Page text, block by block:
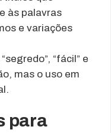
às palavras
e variações
“fácil” e
mas o uso em
para